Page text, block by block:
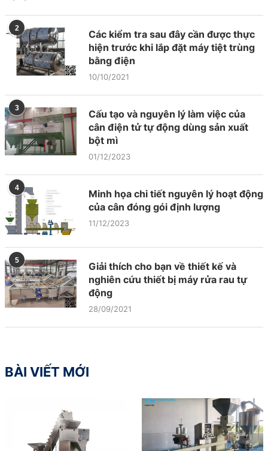
2
Các kiểm tra sau đây cần được thực
hiện trước khi lắp đặt máy tiệt trùng
bằng điện
10/10/2021
3
Cấu tạo và nguyên lý làm việc của
cân điện tử tự động dùng sản xuất
bột mì
01/12/2023
4
Minh họa chi tiết nguyên lý hoạt động
của cân đóng gói định lượng
11/12/2023
5
Giải thích cho bạn về thiết kế và
nghiên cứu thiết bị máy rửa rau tự
động
28/09/2021
BÀI VIẾT MỚI